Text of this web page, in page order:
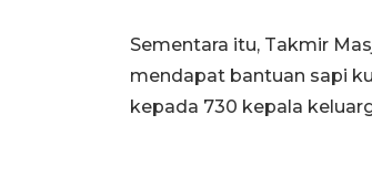
Sementara itu, Takmir
mendapat bantuan sapi
kepada 730 kepala